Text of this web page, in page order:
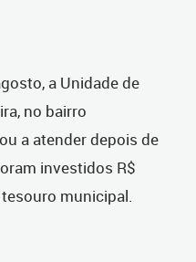
a Unidade de
no bairro
a atender depois de
investidos R$
municipal.